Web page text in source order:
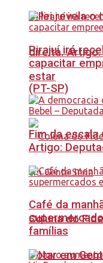
Milei revela o
direita.
(PT-SP)
Coluna do
Votar em
Pirajuí irá
capacitar
estar
Fim da
Artigo:
Café da
famílias